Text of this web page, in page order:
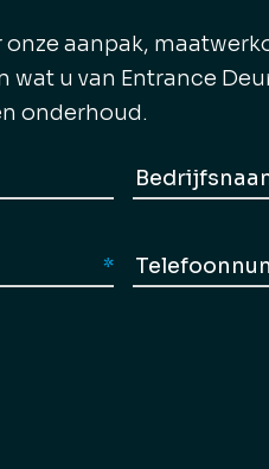
aanpak,
wat u van Entrance
onderhoud.
Geen
titel
Telefoon